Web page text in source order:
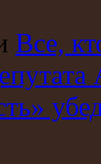
Все,